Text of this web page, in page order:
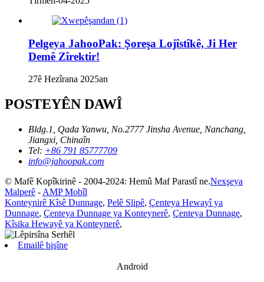
Pelgeya JahooPak: Şoreşa Lojîstîkê, Ji Her
Demê Zîrektir!
27ê Hezîrana 2025an
POSTEYÊN DAWÎ
Bldg.1, Qada Yanwu, No.2777 Jinsha Avenue, Nanchang,
Jiangxi, Chinaîn
Tel: +86 791 85777709
info@jahoopak.com
© Mafê Kopîkirinê - 2004-2024: Hemû Maf Parastî ne.Nexşeya
Malperê - AMP Mobîl
Konteynirê Kîsê Dunnage, Pelê Slipê, Çenteya Hewayî ya
Dunnage, Çenteya Dunnage ya Konteynerê, Çenteya Dunnage,
Kîsika Hewayê ya Konteynerê,
Emailê bişîne
Android